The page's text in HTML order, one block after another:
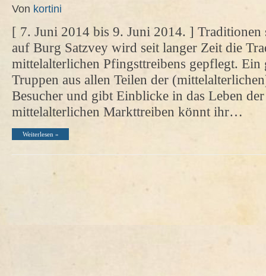
Von kortini
[ 7. Juni 2014 bis 9. Juni 2014. ]
auf Burg Satzvey wird seit langer Zeit die
mittelalterlichen Pfingsttreibens gepflegt. Ein
Truppen aus allen Teilen der
Besucher und gibt Einblicke in das Leben
mittelalterlichen Markttreiben könnt ihr…
Weiterlesen »